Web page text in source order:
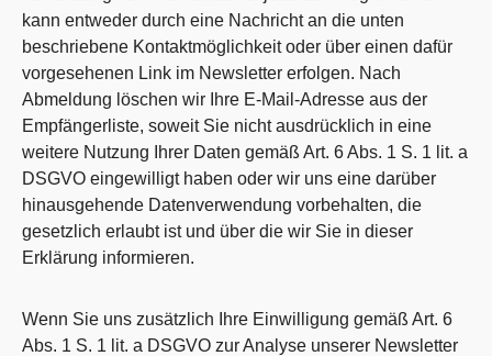
kann entweder durch eine Nachricht an die unten
beschriebene Kontaktmöglichkeit oder über einen dafür
vorgesehenen Link im Newsletter erfolgen. Nach
Abmeldung löschen wir Ihre E-Mail-Adresse aus der
Empfängerliste, soweit Sie nicht ausdrücklich in eine
weitere Nutzung Ihrer Daten gemäß Art. 6 Abs. 1 S. 1 lit. a
DSGVO eingewilligt haben oder wir uns eine darüber
hinausgehende Datenverwendung vorbehalten, die
gesetzlich erlaubt ist und über die wir Sie in dieser
Erklärung informieren.
Wenn Sie uns zusätzlich Ihre Einwilligung gemäß Art. 6
Abs. 1 S. 1 lit. a DSGVO zur Analyse unserer Newsletter